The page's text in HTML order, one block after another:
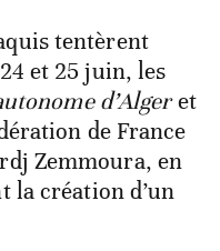
tentèrent
et 25 juin, les
d’Algeret
de France
Zemmoura, en
la création d’un